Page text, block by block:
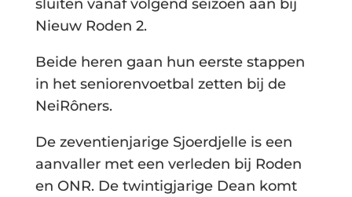
sluiten vanaf volgend seizoen aan bij
Nieuw Roden 2.
Beide heren gaan hun eerste stappen
in het seniorenvoetbal zetten bij de
NeiRôners.
De zeventienjarige Sjoerdjelle is een
aanvaller met een verleden bij Roden
en ONR. De twintigjarige Dean komt